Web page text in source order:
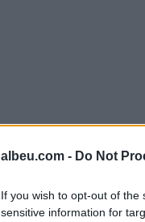
albeu.com - Do Not
If you wish to opt-out of
sensitive information for